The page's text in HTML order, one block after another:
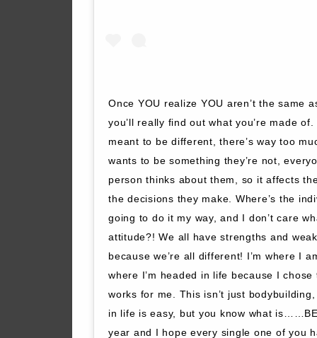
Once YOU realize YOU aren’t the same
you’ll really find out what you’re made
meant to be different, there’s way too
wants to be something they’re not,
person thinks about them, so it affects
the decisions they make. Where’s the
going to do it my way, and I don’t care
attitude?! We all have strengths and
because we’re all different! I’m where I
where I’m headed in life because I
works for me. This isn’t just
in life is easy, but you know what
year and I hope every single one of you